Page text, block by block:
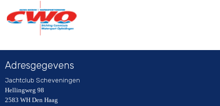
Adresgegevens
Jachtclub Scheveningen
Hellingweg 98
2583 WH Den Haag